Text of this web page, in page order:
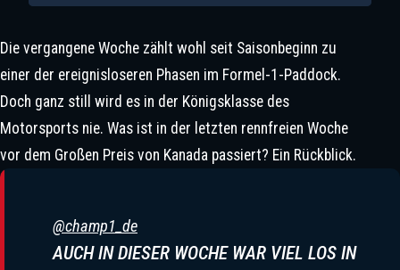
„Das Auto Muss Unter Kontrolle Des
Fahrers Stehen, Nicht Der
Software!“ – Peter Bayer Fordert
Kurswechsel
Die vergangene Woche zählt wohl seit Saisonbeginn zu
einer der ereignisloseren Phasen im Formel-1-Paddock.
Doch ganz still wird es in der Königsklasse des
Motorsports nie. Was ist in der letzten rennfreien Woche
vor dem Großen Preis von Kanada passiert? Ein Rückblick.
@champ1_de
AUCH IN DIESER WOCHE WAR VIEL LOS IN